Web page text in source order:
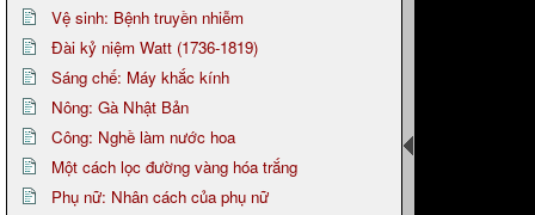
Vệ sinh: Bệnh truyền nhiễm
Đài kỷ niệm Watt (1736-1819)
Sáng chế: Máy khắc kính
Nông: Gà Nhật Bản
Công: Nghề làm nước hoa
Một cách lọc đường vàng hóa trắng
Phụ nữ: Nhân cách của phụ nữ